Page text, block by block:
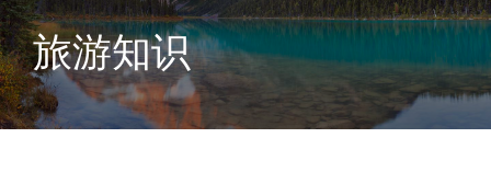
旅游知识